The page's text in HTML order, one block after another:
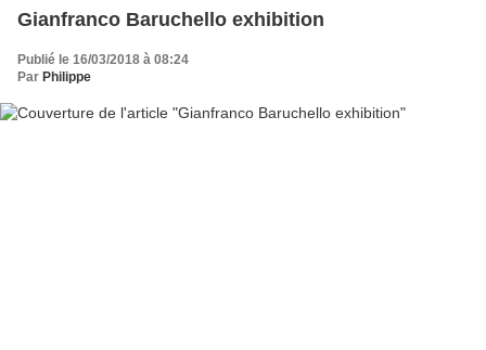
Gianfranco Baruchello exhibition
Publié le 16/03/2018 à 08:24
Par Philippe